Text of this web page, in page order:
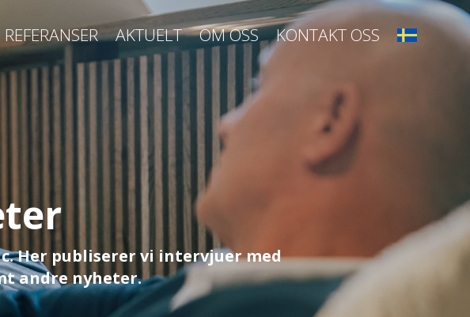
REFERANSER AKTUELT OM OSS KONTAKT OSS
Her publiserer vi intervjuer med
andre nyheter.